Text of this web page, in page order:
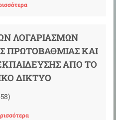
ΛΟΓΑΡΙΑΣΜΏΝ
ΠΡΩΤΟΒΆΘΜΙΑΣ ΚΑΙ
ΑΠΌ ΤΟ
ΔΊΚΤΥΟ